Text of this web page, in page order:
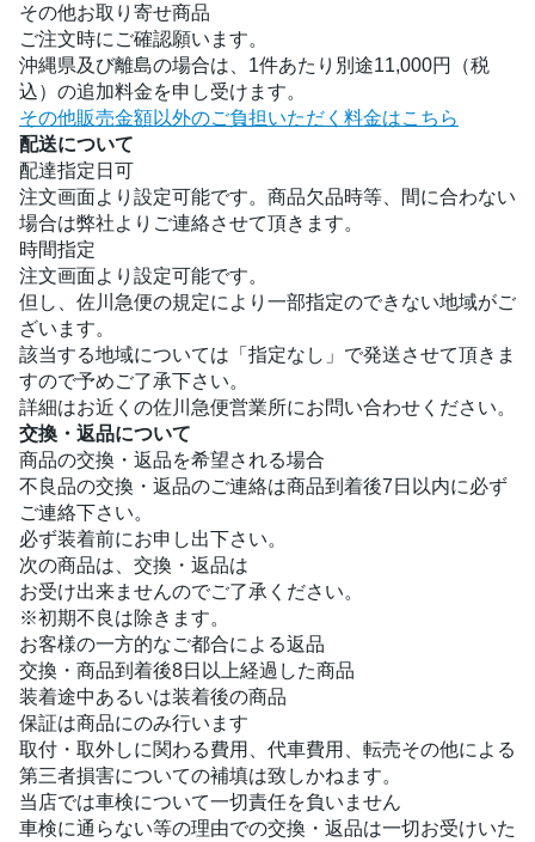
その他お取り寄せ商品
ご注文時にご確認願います。
沖縄県及び離島の場合は、1件あたり別途11,000円（税
込）の追加料金を申し受けます。
その他販売金額以外のご負担いただく料金はこちら
配送について
配達指定日可
注文画面より設定可能です。商品欠品時等、間に合わない
場合は弊社よりご連絡させて頂きます。
時間指定
注文画面より設定可能です。
但し、佐川急便の規定により一部指定のできない地域がご
ざいます。
該当する地域については「指定なし」で発送させて頂きま
すので予めご了承下さい。
詳細はお近くの佐川急便営業所にお問い合わせください。
交換・返品について
商品の交換・返品を希望される場合
不良品の交換・返品のご連絡は商品到着後7日以内に必ず
ご連絡下さい。
必ず装着前にお申し出下さい。
次の商品は、交換・返品は
お受け出来ませんのでご了承ください。
※初期不良は除きます。
お客様の一方的なご都合による返品
交換・商品到着後8日以上経過した商品
装着途中あるいは装着後の商品
保証は商品にのみ行います
取付・取外しに関わる費用、代車費用、転売その他による
第三者損害についての補填は致しかねます。
当店では車検について一切責任を負いません
車検に通らない等の理由での交換・返品は一切お受けいた